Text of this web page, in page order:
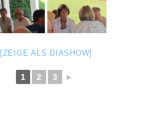
[ZEIGE ALS DIASHOW]
1 2 3 ►